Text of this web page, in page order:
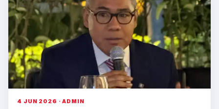
4 JUN 2026 · ADMIN